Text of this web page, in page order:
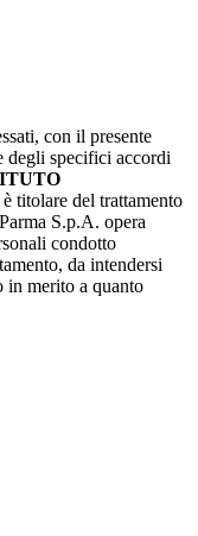
con il presente
degli specifici accordi
titolare del trattamento
S.p.A. opera
condotto
da intendersi
in merito a quanto